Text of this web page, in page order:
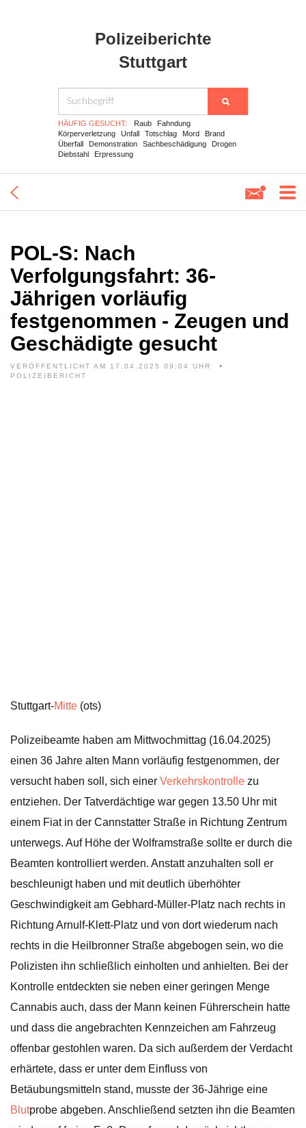
Polizeiberichte
Stuttgart
HÄUFIG GESUCHT: Raub
Fahndung
Körperverletzung
Unfall Totschlag Mord
Brand
Überfall
Demonstration Sachbeschädigung
Drogen
Diebstahl
Erpressung
POL-S: Nach
Verfolgungsfahrt: 36-
Jährigen vorläufig
festgenommen - Zeugen und
Geschädigte gesucht
VERÖFFENTLICHT AM 17.04.2025 09:04 UHR
POLIZEIBERICHT
Stuttgart-Mitte (ots)
Polizeibeamte haben am Mittwochmittag (16.04.2025)
einen 36 Jahre alten Mann vorläufig festgenommen, der
versucht haben soll, sich einer Verkehrskontrolle zu
entziehen. Der Tatverdächtige war gegen 13.50 Uhr mit
einem Fiat in der Cannstatter Straße in Richtung Zentrum
unterwegs. Auf Höhe der Wolframstraße sollte er durch die
Beamten kontrolliert werden. Anstatt anzuhalten soll er
beschleunigt haben und mit deutlich überhöhter
Geschwindigkeit am Gebhard-Müller-Platz nach rechts in
Richtung Arnulf-Klett-Platz und von dort wiederum nach
rechts in die Heilbronner Straße abgebogen sein, wo die
Polizisten ihn schließlich einholten und anhielten. Bei der
Kontrolle entdeckten sie neben einer geringen Menge
Cannabis auch, dass der Mann keinen Führerschein hatte
und dass die angebrachten Kennzeichen am Fahrzeug
offenbar gestohlen waren. Da sich außerdem der Verdacht
erhärtete, dass er unter dem Einfluss von
Betäubungsmitteln stand, musste der 36-Jährige eine
Blutprobe abgeben. Anschließend setzten ihn die Beamten